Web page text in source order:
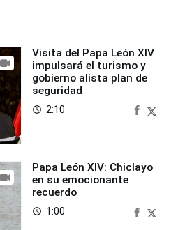
Visita del Papa León XIV
impulsará el turismo y
gobierno alista plan de
seguridad
access_time 2:10
Papa León XIV: Chiclayo
en su emocionante
recuerdo
access_time 1:00